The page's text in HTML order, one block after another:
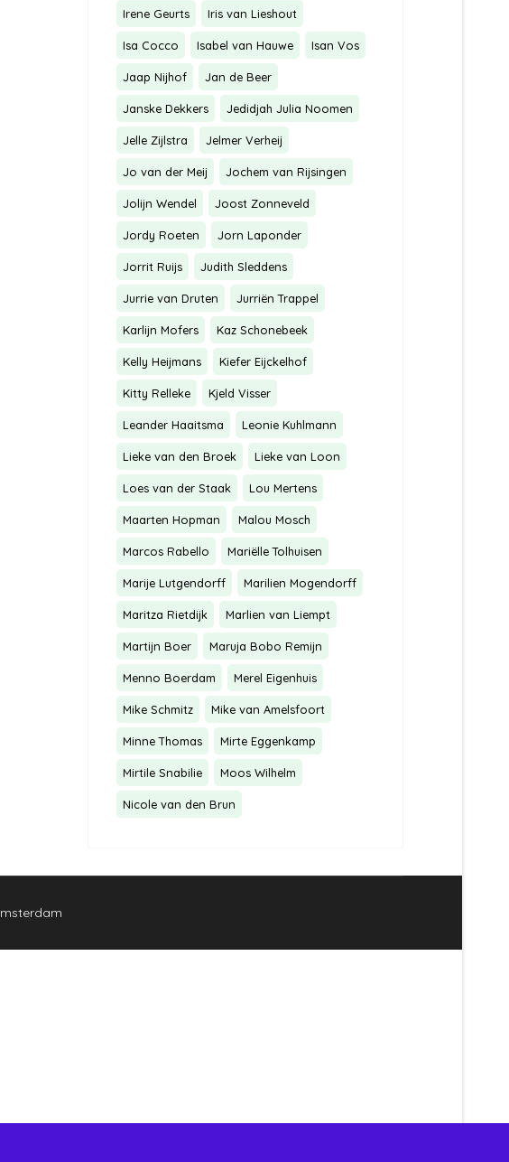
Irene Geurts Iris van Lieshout
Isa Cocco Isabel van Hauwe Isan Vos
Jaap Nijhof Jan de Beer
Janske Dekkers Jedidjah Julia Noomen
Jelle Zijlstra Jelmer Verheij
Jo van der Meij Jochem van Rijsingen
Jolijn Wendel Joost Zonneveld
Jordy Roeten Jorn Laponder
Jorrit Ruijs Judith Sleddens
Jurrie van Druten Jurriën Trappel
Karlijn Mofers Kaz Schonebeek
Kelly Heijmans Kiefer Eijckelhof
Kitty Relleke Kjeld Visser
Leander Haaitsma Leonie Kuhlmann
Lieke van den Broek Lieke van Loon
Loes van der Staak Lou Mertens
Maarten Hopman Malou Mosch
Marcos Rabello Mariëlle Tolhuisen
Marije Lutgendorff Marilien Mogendorff
Maritza Rietdijk Marlien van Liempt
Martijn Boer Maruja Bobo Remijn
Menno Boerdam Merel Eigenhuis
Mike Schmitz Mike van Amelsfoort
Minne Thomas Mirte Eggenkamp
Mirtile Snabilie Moos Wilhelm
Nicole van den Brun